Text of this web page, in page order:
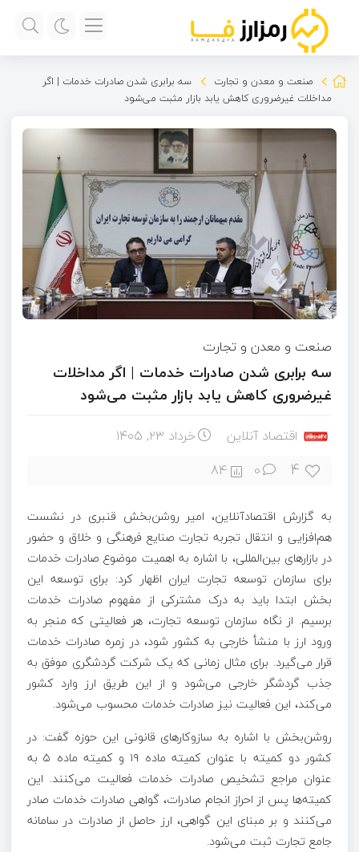
صنعت و معدن و تجارت
سه برابری شدن صادرات خدمات | اگر
مداخلات غیرضروری کاهش یابد بازار مثبت می‌شود
صنعت و معدن و تجارت
سه برابری شدن صادرات خدمات | اگر مداخلات
غیرضروری کاهش یابد بازار مثبت می‌شود
اقتصاد آنلاین خرداد ۲۳, ۱۴۰۵
4
0
84
به گزارش اقتصادآنلاین، امیر روشن‌بخش قنبری در نشست
هم‌افزایی و انتقال تجربه تجارت صنایع فرهنگی و خلاق و حضور
در بازارهای بین‌المللی، با اشاره به اهمیت موضوع صادرات خدمات
برای سازمان توسعه تجارت ایران اظهار کرد: برای توسعه این
بخش ابتدا باید به درک مشترکی از مفهوم صادرات خدمات
برسیم. از نگاه سازمان توسعه تجارت، هر فعالیتی که منجر به
ورود ارز با منشأ خارجی به کشور شود، در زمره صادرات خدمات
قرار می‌گیرد. برای مثال زمانی که یک شرکت گردشگری موفق به
جذب گردشگر خارجی می‌شود و از این طریق ارز وارد کشور
می‌کند، این فعالیت نیز صادرات خدمات محسوب می‌شود.
روشن‌بخش با اشاره به سازوکارهای قانونی این حوزه گفت: در
کشور دو کمیته با عنوان کمیته ماده ۱۹ و کمیته ماده ۵ به
عنوان مراجع تشخیص صادرات خدمات فعالیت می‌کنند. این
کمیته‌ها پس از احراز انجام صادرات، گواهی صادرات خدمات صادر
می‌کنند و بر مبنای این گواهی، ارز حاصل از صادرات در سامانه
جامع تجارت ثبت می‌شود.